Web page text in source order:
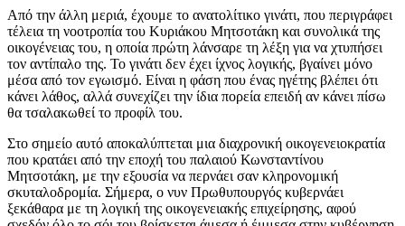
Από την άλλη μεριά, έχουμε το ανατολίτικο γινάτι, που περιγράφει
τέλεια τη νοοτροπία του Κυριάκου Μητσοτάκη και συνολικά της
οικογένειας του, η οποία πρώτη λάνσαρε τη λέξη για να χτυπήσει
τον αντίπαλο της. Το γινάτι δεν έχει ίχνος λογικής, βγαίνει μόνο
μέσα από τον εγωισμό. Είναι η φάση που ένας ηγέτης βλέπει ότι
κάνει λάθος, αλλά συνεχίζει την ίδια πορεία επειδή αν κάνει πίσω
θα τσαλακωθεί το προφίλ του.
Στο σημείο αυτό αποκαλύπτεται μια διαχρονική οικογενειοκρατία
που κρατάει από την εποχή του παλαιού Κωνσταντίνου
Μητσοτάκη, με την εξουσία να περνάει σαν κληρονομική
σκυταλοδρομία. Σήμερα, ο νυν Πρωθυπουργός κυβερνάει
ξεκάθαρα με τη λογική της οικογενειακής επιχείρησης, αφού